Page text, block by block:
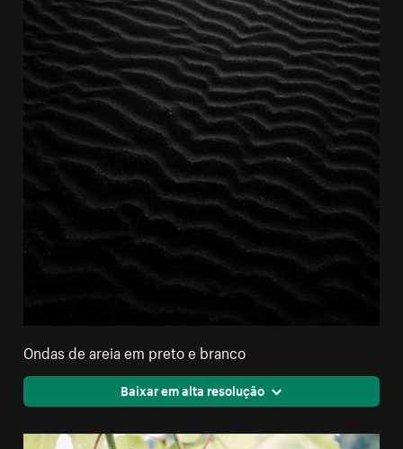
Ondas de areia em preto e branco
Baixar em alta resolução